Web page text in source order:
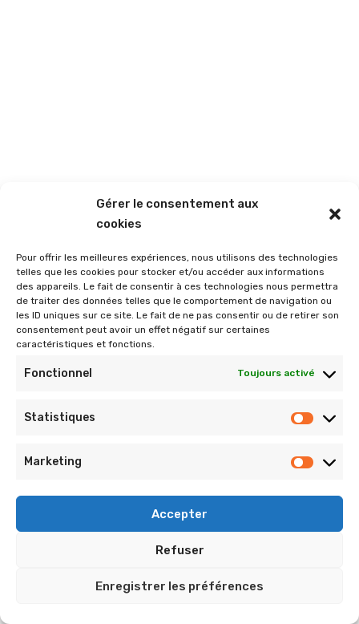
Gérer le consentement aux
cookies
Pour offrir les meilleures expériences, nous utilisons des technologies
telles que les cookies pour stocker et/ou accéder aux informations
des appareils. Le fait de consentir à ces technologies nous permettra
de traiter des données telles que le comportement de navigation ou
les ID uniques sur ce site. Le fait de ne pas consentir ou de retirer son
consentement peut avoir un effet négatif sur certaines
caractéristiques et fonctions.
Fonctionnel Toujours activé
Statistiques
Marketing
Accepter
Refuser
Enregistrer les préférences
Let's get
started!
APPLY TODAY
Kids school
of acting
APPLY TODAY